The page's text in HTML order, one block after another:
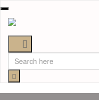
Toggle
navigation